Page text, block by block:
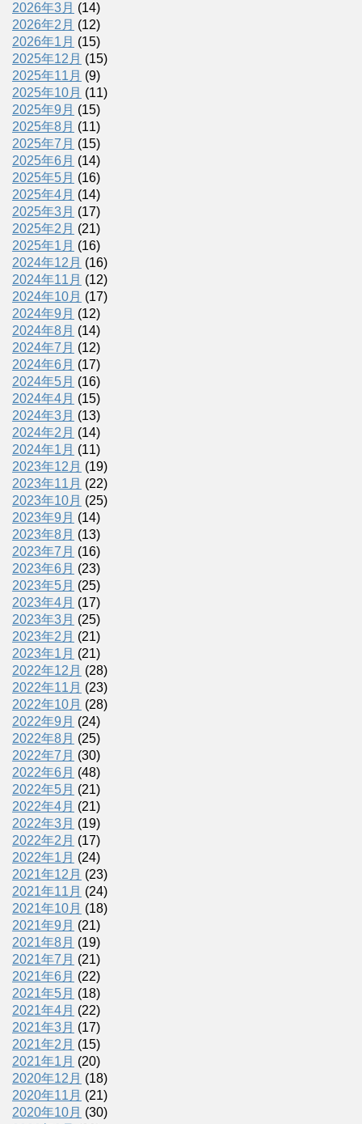
2026年3月 (14)
2026年2月 (12)
2026年1月 (15)
2025年12月 (15)
2025年11月 (9)
2025年10月 (11)
2025年9月 (15)
2025年8月 (11)
2025年7月 (15)
2025年6月 (14)
2025年5月 (16)
2025年4月 (14)
2025年3月 (17)
2025年2月 (21)
2025年1月 (16)
2024年12月 (16)
2024年11月 (12)
2024年10月 (17)
2024年9月 (12)
2024年8月 (14)
2024年7月 (12)
2024年6月 (17)
2024年5月 (16)
2024年4月 (15)
2024年3月 (13)
2024年2月 (14)
2024年1月 (11)
2023年12月 (19)
2023年11月 (22)
2023年10月 (25)
2023年9月 (14)
2023年8月 (13)
2023年7月 (16)
2023年6月 (23)
2023年5月 (25)
2023年4月 (17)
2023年3月 (25)
2023年2月 (21)
2023年1月 (21)
2022年12月 (28)
2022年11月 (23)
2022年10月 (28)
2022年9月 (24)
2022年8月 (25)
2022年7月 (30)
2022年6月 (48)
2022年5月 (21)
2022年4月 (21)
2022年3月 (19)
2022年2月 (17)
2022年1月 (24)
2021年12月 (23)
2021年11月 (24)
2021年10月 (18)
2021年9月 (21)
2021年8月 (19)
2021年7月 (21)
2021年6月 (22)
2021年5月 (18)
2021年4月 (22)
2021年3月 (17)
2021年2月 (15)
2021年1月 (20)
2020年12月 (18)
2020年11月 (21)
2020年10月 (30)